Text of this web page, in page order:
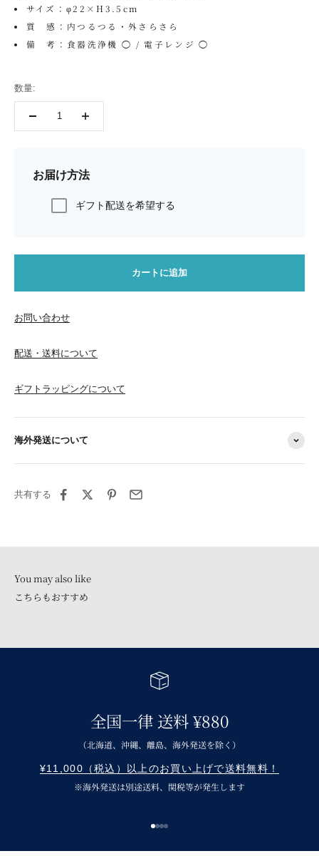
サイズ：φ22×H3.5cm
質 感：内つるつる・外さらさら
備 考：食器洗浄機 ◯ / 電子レンジ ◯
数量:
お届け方法
ギフト配送を希望する
カートに追加
お問い合わせ
配送・送料について
ギフトラッピングについて
海外発送について
共有する
こちらもおすすめ
全国一律 送料 ¥880
（北海道、沖縄、離島、海外発送を除く）
¥11,000（税込）以上のお買い上げで送料無料！
※海外発送は別途送料、関税等が発生します
I18n Error: Missing interpolation
I18n Error: Missing interpolation
I18n Error: Missing interpolation
I18n Error: Missing interpolation